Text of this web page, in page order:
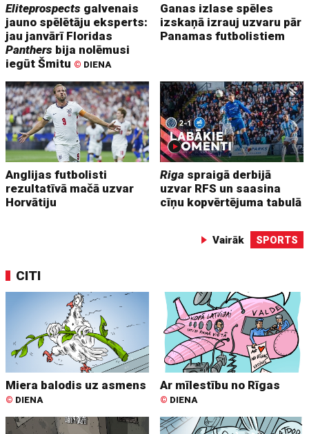
Eliteprospects galvenais
jauno spēlētāju eksperts:
jau janvārī Floridas
Panthers bija nolēmusi
iegūt Šmitu © DIENA
Ganas izlase spēles
izskaņā izrauj uzvaru pār
Panamas futbolistiem
Anglijas futbolisti
rezultatīvā mačā uzvar
Horvātiju
Riga spraigā derbijā
uzvar RFS un saasina
cīņu kopvērtējuma tabulā
Vairāk SPORTS
CITI
Miera balodis uz asmens
© DIENA
Ar mīlestību no Rīgas
© DIENA